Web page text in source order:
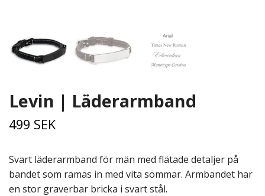
Levin | Läderarmband
499 SEK
Svart läderarmband för män med flätade detaljer på
bandet som ramas in med vita sömmar. Armbandet har
en stor graverbar bricka i svart stål.